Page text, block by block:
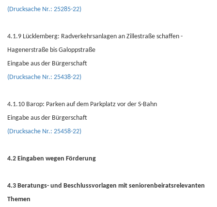
(Drucksache Nr.: 25285-22)
4.1.9 Lücklemberg: Radverkehrsanlagen an Zillestraße schaffen -
Hagenerstraße bis Galoppstraße
Eingabe aus der Bürgerschaft
(Drucksache Nr.: 25438-22)
4.1.10 Barop: Parken auf dem Parkplatz vor der S-Bahn
Eingabe aus der Bürgerschaft
(Drucksache Nr.: 25458-22)
4.2 Eingaben wegen Förderung
4.3 Beratungs- und Beschlussvorlagen mit seniorenbeiratsrelevanten
Themen